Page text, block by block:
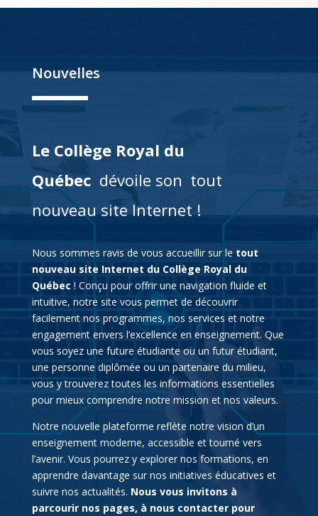
Nouvelles
Le Collège Royal du
Québec dévoile son tout
nouveau site Internet !
Nous sommes ravis de vous accueillir sur le tout
nouveau site Internet du Collège Royal du
Québec ! Conçu pour offrir une navigation fluide et
intuitive, notre site vous permet de découvrir
facilement nos programmes, nos services et notre
engagement envers l’excellence en enseignement. Que
vous soyez une future étudiante ou un futur étudiant,
une personne diplômée ou un partenaire du milieu,
vous y trouverez toutes les informations essentielles
pour mieux comprendre notre mission et nos valeurs.
Notre nouvelle plateforme reflète notre vision d’un
enseignement moderne, accessible et tourné vers
l’avenir. Vous pourrez y explorer nos formations, en
apprendre davantage sur nos initiatives éducatives et
suivre nos actualités. Nous vous invitons à
parcourir nos pages, à nous contacter pour